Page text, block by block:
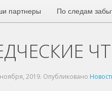
партнеры По следам
2019. Опубликовано